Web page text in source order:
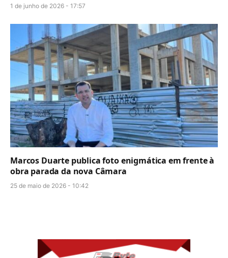
1 de junho de 2026 - 17:57
Marcos Duarte publica foto enigmática em frente à
obra parada da nova Câmara
25 de maio de 2026 - 10:42